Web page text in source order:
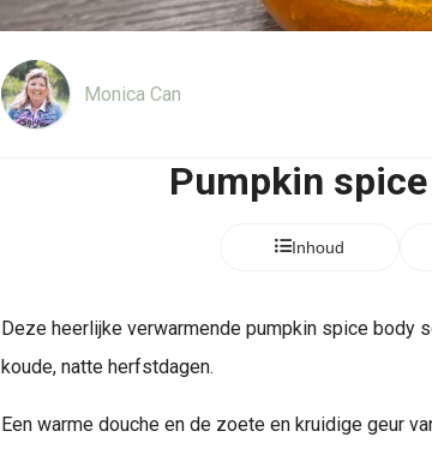
Monica Can
Pumpkin
Inhoud
Deze heerlijke verwarmende pumpkin spice body
koude, natte herfstdagen.
Een warme douche en de zoete en kruidige geur